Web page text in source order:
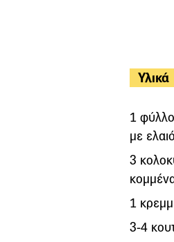
Υλικά
1
με
3
1
3-4